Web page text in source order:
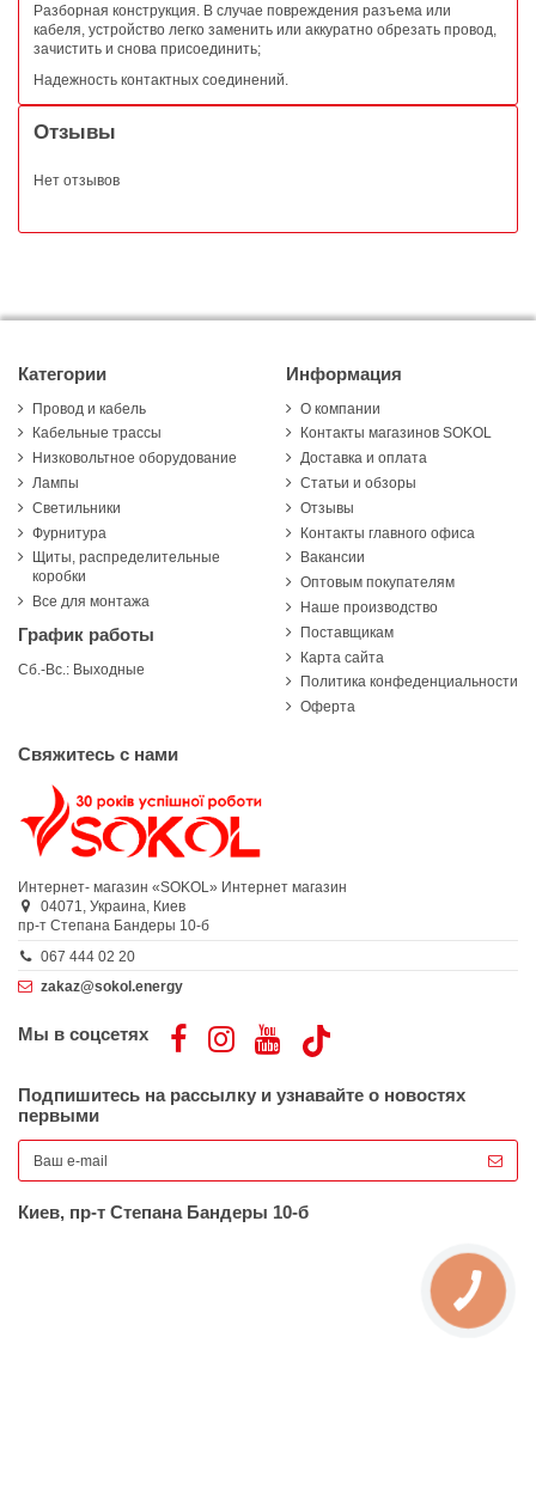
Разборная конструкция. В случае повреждения разъема или
кабеля, устройство легко заменить или аккуратно обрезать провод,
зачистить и снова присоединить;
Надежность контактных соединений.
Отзывы
Нет отзывов
Категории
Провод и кабель
Кабельные трассы
Низковольтное оборудование
Лампы
Светильники
Фурнитура
Щиты, распределительные
коробки
Все для монтажа
График работы
Сб.-Вс.: Выходные
Информация
О компании
Контакты магазинов SOKOL
Доставка и оплата
Статьи и обзоры
Отзывы
Контакты главного офиса
Вакансии
Оптовым покупателям
Наше производство
Поставщикам
Карта сайта
Политика конфеденциальности
Оферта
Свяжитесь с нами
Интернет- магазин «SOKOL» Интернет магазин
04071, Украина, Киев
пр-т Степана Бандеры 10-б
067 444 02 20
zakaz@sokol.energy
Мы в соцсетях
Подпишитесь на рассылку и узнавайте о новостях
первыми
Киев, пр-т Степана Бандеры 10-б
КНОПКА
ЗВ'ЯЗКУ